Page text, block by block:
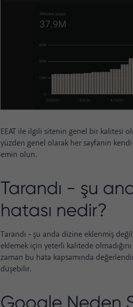
EEAT ile ilgili sitenin genel bir kalitesi
yüzden genel olarak her sayfanın
emin olun.
Tarandı - şu
hatası nedir?
Tarandı - şu anda dizine eklenmiş
eklemek için yeterli kalitede
zaman bu hata kapsamında
düşebilir.
Google Neden